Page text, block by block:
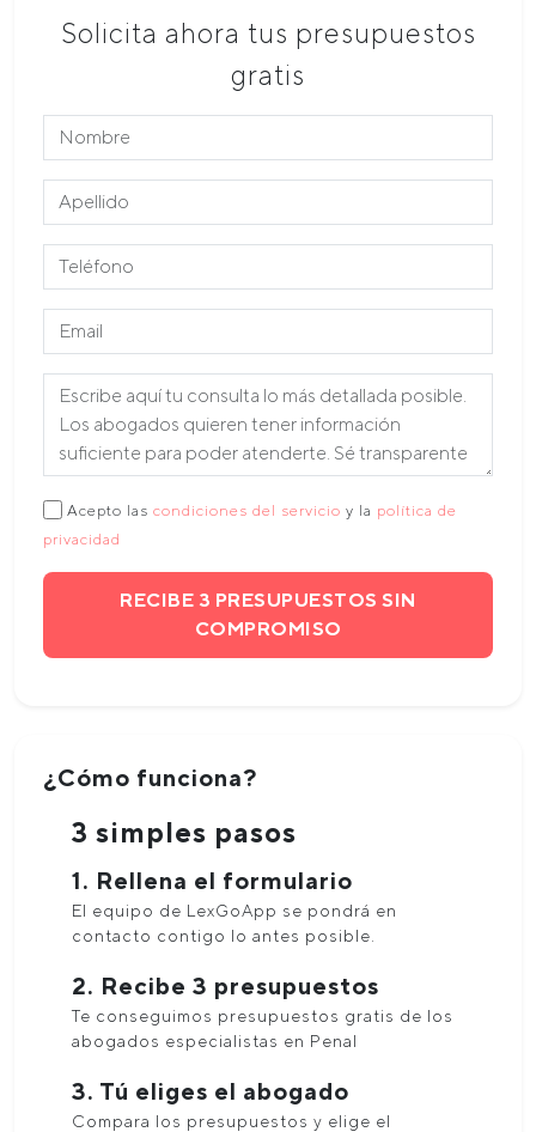
Solicita ahora tus presupuestos
gratis
Acepto las condiciones del servicio y la política de
privacidad
RECIBE 3 PRESUPUESTOS SIN
COMPROMISO
¿Cómo funciona?
3 simples pasos
1. Rellena el formulario
El equipo de LexGoApp se pondrá en
contacto contigo lo antes posible.
2. Recibe 3 presupuestos
Te conseguimos presupuestos gratis de los
abogados especialistas en Penal
3. Tú eliges el abogado
Compara los presupuestos y elige el